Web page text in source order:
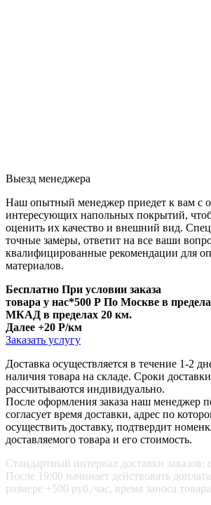
Выезд менеджера
Наш опытный менеджер приедет к вам с
интересующих напольных покрытий,
оценить их качество и внешний вид.
точные замеры, ответит на все ваши
квалифицированные рекомендации для
материалов.
Бесплатно При условии заказа
товара у нас*500 Р По Москве в
МКАД в пределах 20 км.
Далее +20 Р/км
Заказать услугу
Доставка осуществляется в течение 1-2
наличия товара на складе. Сроки
рассчитываются индивидуально.
После оформления заказа наш менеджер
согласует время доставки, адрес по
осуществить доставку, подтвердит
доставляемого товара и его стоимость.
Стандартный интервал доставки заказов:
После 19:00 начинает действовать
размере +500 руб./час, время заноса